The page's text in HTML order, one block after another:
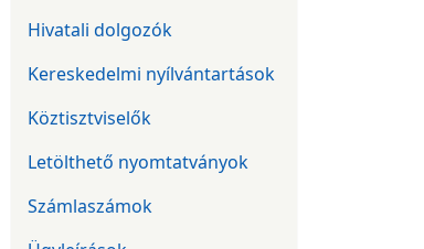
Hivatali dolgozók
Kereskedelmi nyílvántartások
Köztisztviselők
Letölthető nyomtatványok
Számlaszámok